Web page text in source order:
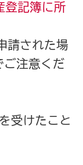
登記簿に所
請された場
ご注意くだ
受けたこと